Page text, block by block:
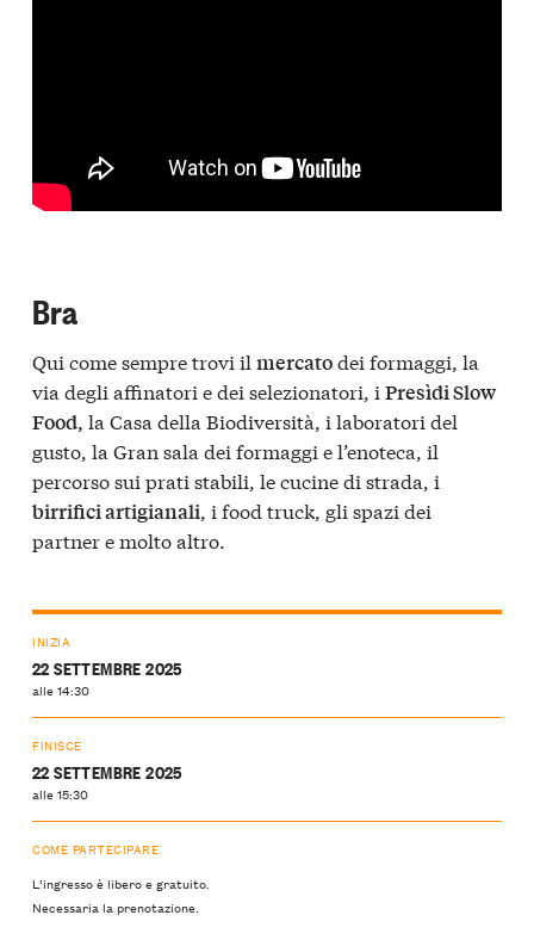
Bra
Qui come sempre trovi il mercatodei formaggi, la
via degli affinatori e dei selezionatori, i Presìdi Slow
Food, la Casa della Biodiversità, i laboratori del
gusto, la Gran sala dei formaggi e l’enoteca, il
percorso sui prati stabili, le cucine di strada, i
birrifici artigianali, i food truck, gli spazi dei
partner e molto altro.
INIZIA
22 SETTEMBRE 2025
alle 14:30
FINISCE
22 SETTEMBRE 2025
alle 15:30
COME PARTECIPARE
L’ingresso è libero e gratuito.
Necessaria la prenotazione.